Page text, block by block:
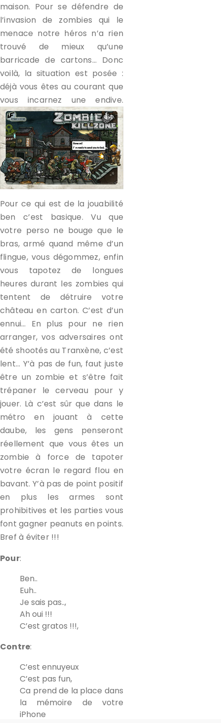
maison. Pour se défendre de
l’invasion de zombies qui le
menace notre héros n’a rien
trouvé de mieux qu’une
barricade de cartons… Donc
voilà, la situation est posée :
déjà vous êtes au courant que
vous incarnez une endive.
Pour ce qui est de la jouabilité
ben c’est basique. Vu que
votre perso ne bouge que le
bras, armé quand même d’un
flingue, vous dégommez, enfin
vous tapotez de longues
heures durant les zombies qui
tentent de détruire votre
château en carton. C’est d’un
ennui… En plus pour ne rien
arranger, vos adversaires ont
été shootés au Tranxène, c’est
lent… Y’à pas de fun, faut juste
être un zombie et s’être fait
trépaner le cerveau pour y
jouer. Là c’est sûr que dans le
métro en jouant à cette
daube, les gens penseront
réellement que vous êtes un
zombie à force de tapoter
votre écran le regard flou en
bavant. Y’à pas de point positif
en plus les armes sont
prohibitives et les parties vous
font gagner peanuts en points.
Bref à éviter !!!
Pour:
Ben..
Euh..
Je sais pas..,
Ah oui !!!
C’est gratos !!!,
Contre:
C’est ennuyeux
C’est pas fun,
Ca prend de la place dans
la mémoire de votre
iPhone